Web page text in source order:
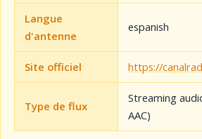
Langue
d'antenne
espanish
Site officiel https://
Type de flux
Streaming
AAC)